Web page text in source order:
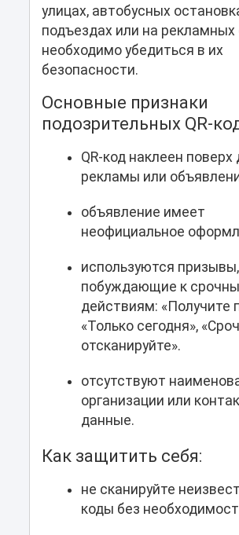
улицах, автобусных
подъездах или на рекламных
необходимо убедиться в их
безопасности.
Основные признаки
подозрительных QR-
QR-код наклеен поверх
рекламы или
объявление имеет
неофициальное
используются призывы,
побуждающие к
действиям: «Получите
«Только сегодня»,
отсканируйте».
отсутствуют
организации или
данные.
Как защитить себя:
не сканируйте
коды без